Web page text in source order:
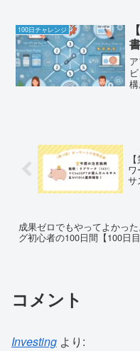
100日チャレンジ
ワ
サ
成果ゼロでもやってよかっ
グ初心者の100日間【100日目
コメント
Investing より: